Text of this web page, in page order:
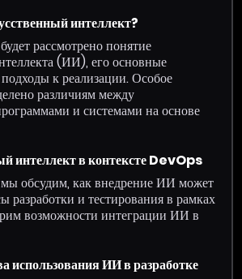
интеллект?
рассмотрено понятие
(ИИ), его основные
к реализации. Особое
различиям между
и системами на основе
интеллект в контексте DevOps
обсудим, как внедрение ИИ может
разработки и тестирования в рамках
возможности интеграции ИИ в
использования ИИ в разработке